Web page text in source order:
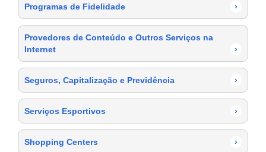
Programas de Fidelidade ›
Provedores de Conteúdo e Outros Serviços na
Internet
›
Seguros, Capitalização e Previdência ›
Serviços Esportivos ›
Shopping Centers ›